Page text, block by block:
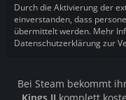
Durch die Aktivierung der
einverstanden, dass
übermittelt werden. Mehr
Datenschutzerklärung zur
Bei Steam bekommt